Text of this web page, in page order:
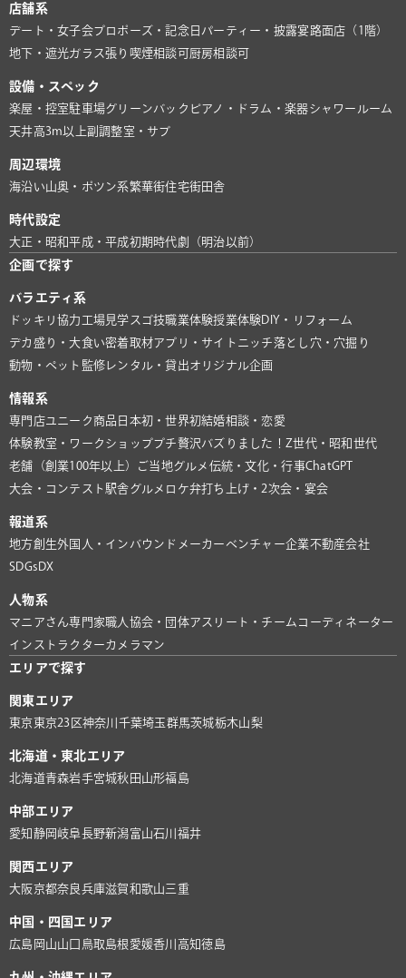
店舗系
デート・女子会プロポーズ・記念日 パーティー・披露宴路面店（1階）
地下・遮光ガラス張り 喫煙相談可厨房相談可
設備・スペック
楽屋・控室駐車場グリーンバック ピアノ・ドラム・楽器シャワールーム
天井高3m以上副調整室・サブ
周辺環境
海沿い山奥・ポツン系繁華街住宅街田舎
時代設定
大正・昭和平成・平成初期時代劇（明治以前）
企画で探す
バラエティ系
ドッキリ協力 工場見学 スゴ技職業体験授業体験DIY・リフォーム
デカ盛り・大食い密着取材アプリ・サイト ニッチ落とし穴・穴掘り
動物・ペット 監修レンタル・貸出オリジナル企画
情報系
専門店ユニーク商品 日本初・世界初結婚相談・恋愛
体験教室・ワークショッププチ贅沢バズりました！ Z世代・昭和世代
老舗（創業100年以上）
ご当地グルメ 伝統・文化・行事ChatGPT
大会・コンテスト 駅舎グルメ ロケ弁打ち上げ・2次会・宴会
報道系
地方創生外国人・インバウンド メーカー ベンチャー企業不動産会社
SDGsDX
人物系
マニアさん専門家職人 協会・団体アスリート・チーム コーディネーター
インストラクターカメラマン
エリアで探す
関東エリア
東京東京23区神奈川 千葉埼玉群馬茨城栃木山梨
北海道・東北エリア
北海道青森岩手宮城秋田 山形福島
中部エリア
愛知 静岡 岐阜長野新潟富山石川 福井
関西エリア
大阪京都奈良兵庫滋賀和歌山三重
中国・四国エリア
広島 岡山山口 鳥取島根 愛媛香川 高知徳島